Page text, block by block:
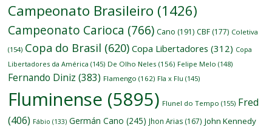
Campeonato Brasileiro (1426)
Campeonato Carioca (766) Cano (191) CBF (177) Coletiva
(154) Copa do Brasil (620) Copa Libertadores (312) Copa
Libertadores da América (145) De Olho Neles (156) Felipe Melo (148)
Fernando Diniz (383) Flamengo (162) Fla x Flu (145)
Fluminense (5895) Flunel do Tempo (155) Fred
(406) Fábio (133) Germán Cano (245) Jhon Arias (167) John Kennedy